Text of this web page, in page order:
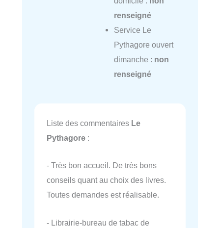
renseigné
Service Le
Pythagore ouvert
dimanche : non
renseigné
Liste des commentaires Le
Pythagore :
- Très bon accueil. De très bons
conseils quant au choix des livres.
Toutes demandes est réalisable.
- Librairie-bureau de tabac de